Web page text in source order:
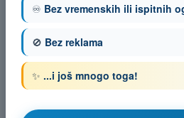
♾️ Bez vremenskih ili ispitnih
🚫 Bez reklama
✨ ...i još mnogo toga!